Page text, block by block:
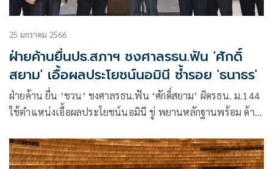
25 มกราคม 2566
ฝ่ายค้านยื่นปธ.สภาฯ ชงศาลรธน.ฟัน 'ศักดิ์
สยาม' เอื้อผลประโยชน์นอมินี ซ้ำรอย 'ธนาธร'
ฝ่ายค้าน ยื่น ‘ชวน’ ชงศาลรธน.ฟัน ‘ศักดิ์สยาม’ ผิดรธน. ม.144
ใช้ตำแหน่งเอื้อผลประโยชน์นอมินี ขู่ พยานหลักฐานพร้อม ด้าน
แน่นอน